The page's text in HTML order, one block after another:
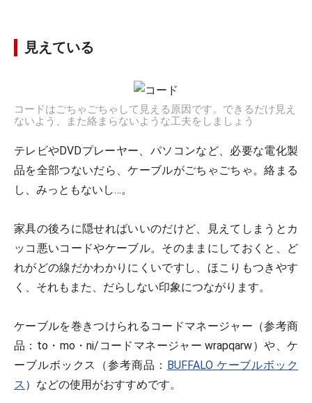
見えている
コードはごちゃごちゃして見える原因です。できるだけ見え
ないよう、また絡まらないような工夫をしましょう
テレビやDVDプレーヤー、パソコンなど、必要な電化製
品を全部つないだら、ケーブルがごちゃごちゃ。絡まる
し、みっともないし…。
家具の後ろに隠せればいいのだけど、見えてしまうとカ
ッコ悪いコードやケーブル。そのままにしておくと、ど
れがどの線だかわかりにくいですし、ほこりもつきやす
く、それもまた、だらしない印象につながります。
ケーブルを巻きつけられるコードマネージャー（参考商
品：to・mo・ni/コードマネージャー wrapqarw）や、ケ
ーブルボックス（参考商品： BUFFALO ケーブルボック
ス ）などの使用がおすすめです。